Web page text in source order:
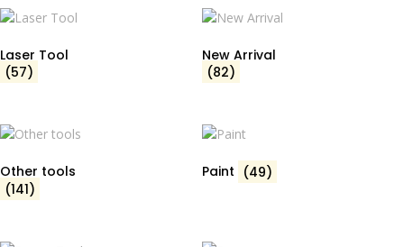
Laser Tool
(57)
New Arrival
(82)
Other tools
(141)
Paint (49)